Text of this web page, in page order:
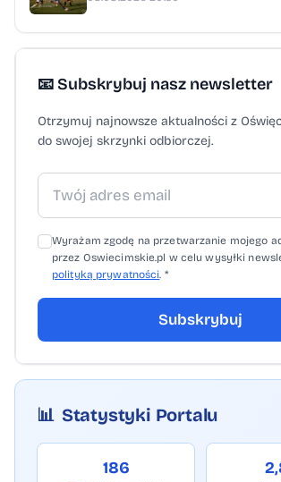
📧 Subskrybuj nasz newsletter
Otrzymuj najnowsze aktualności z
do swojej skrzynki odbiorczej.
Wyrażam zgodę na przetwarzanie mojego
przez Oswiecimskie.pl w celu wysyłki
polityką prywatności. *
Subskrybuj
📊 Statystyki Portalu
186